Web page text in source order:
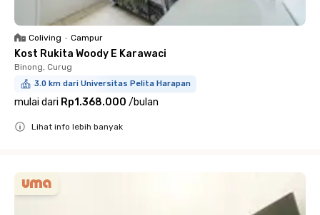
Coliving • Campur
Kost Rukita Woody E Karawaci
Binong, Curug
3.0 km dari Universitas Pelita Harapan
mulai dari Rp1.368.000 /bulan
Lihat info lebih banyak